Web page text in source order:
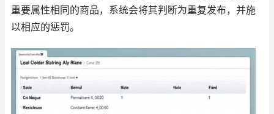
重要属性相同的商品，系统会将其判断为重复发布，并施
以相应的惩罚。